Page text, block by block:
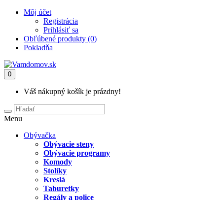
Môj účet
Registrácia
Prihlásiť sa
Obľúbené produkty (0)
Pokladňa
0
Váš nákupný košík je prázdny!
Menu
Obývačka
Obývacie steny
Obývacie programy
Komody
Stolíky
Kreslá
Taburetky
Regály a police